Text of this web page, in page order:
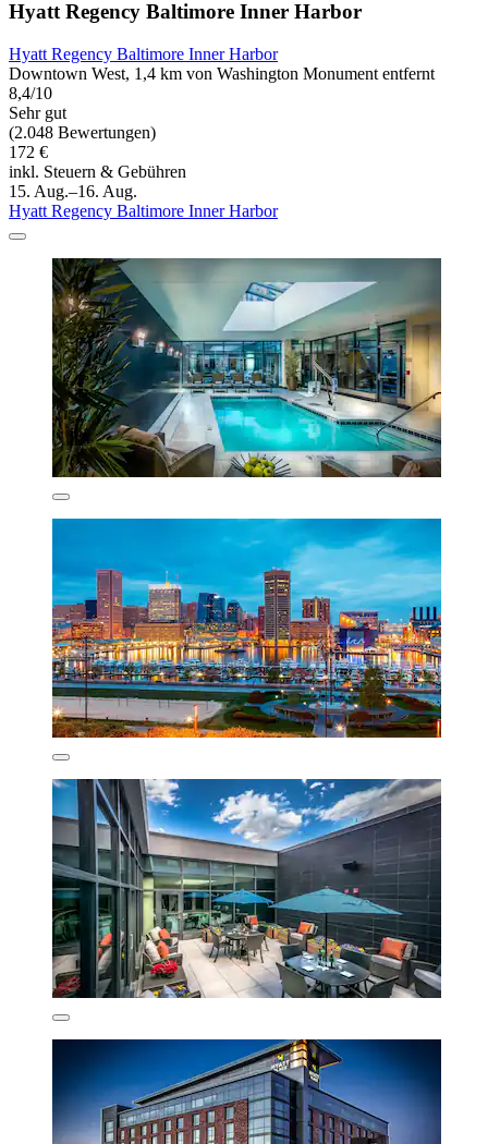
Hyatt Regency Baltimore Inner Harbor
Hyatt Regency Baltimore Inner Harbor
Downtown West, 1,4 km von Washington Monument entfernt
8,4/10
Sehr gut
(2.048 Bewertungen)
172 €
inkl. Steuern & Gebühren
15. Aug.–16. Aug.
Hyatt Regency Baltimore Inner Harbor